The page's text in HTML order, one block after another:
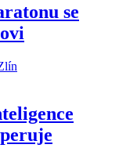
se